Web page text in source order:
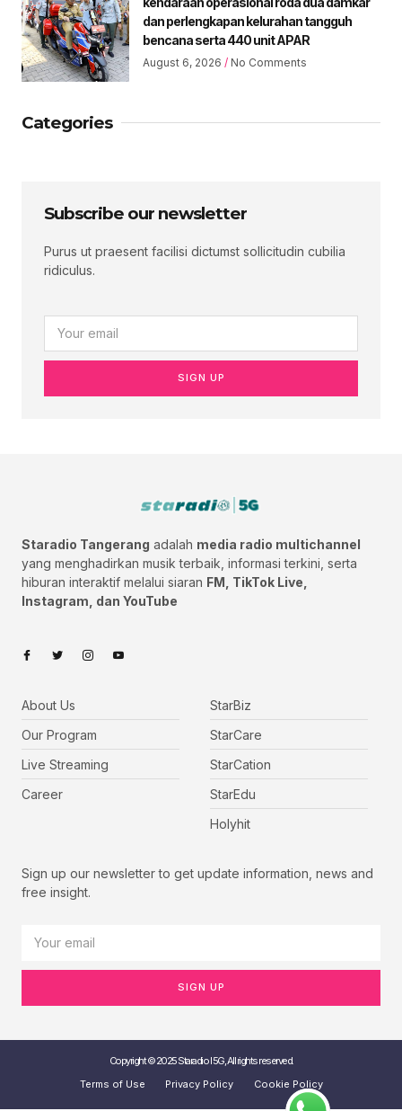
dan perlengkapan kelurahan tangguh
bencana serta 440 unit APAR
August 6, 2026 No Comments
Categories
Subscribe our newsletter
Purus ut praesent facilisi dictumst sollicitudin cubilia
ridiculus.
SIGN UP
Staradio Tangerang adalah media radio multichannel
yang menghadirkan musik terbaik, informasi terkini, serta
hiburan interaktif melalui siaran FM, TikTok Live,
Instagram, dan YouTube
About Us
Our Program
Live Streaming
Career
StarBiz
StarCare
StarCation
StarEdu
Holyhit
Sign up our newsletter to get update information, news and
free insight.
SIGN UP
Copyright © 2025 Staradio I 5G, All rights reserved.
Terms of Use
Privacy Policy Cookie Policy